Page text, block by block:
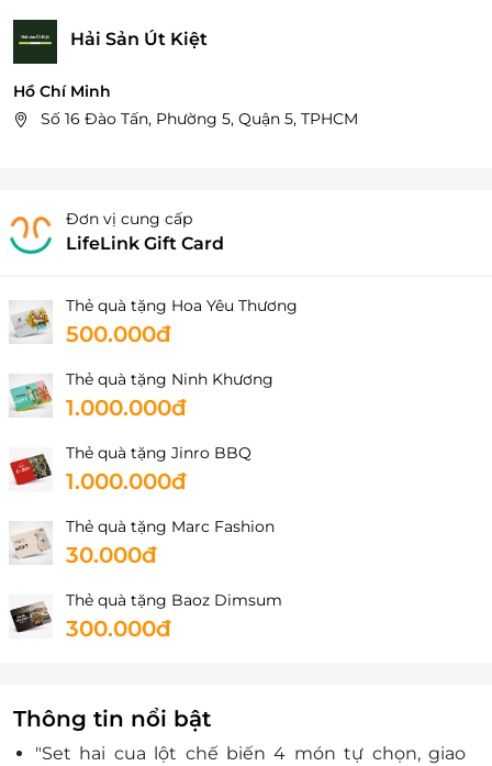
Hải Sản Út Kiệt
Hồ Chí Minh
Số 16 Đào Tấn, Phường 5, Quận 5, TPHCM
Đơn vị cung cấp
LifeLink Gift Card
Thẻ quà tặng Hoa Yêu Thương
500.000đ
Thẻ quà tặng Ninh Khương
1.000.000đ
Thẻ quà tặng Jinro BBQ
1.000.000đ
Thẻ quà tặng Marc Fashion
30.000đ
Thẻ quà tặng Baoz Dimsum
300.000đ
Thông tin nổi bật
"Set hai cua lột chế biến 4 món tự chọn, giao